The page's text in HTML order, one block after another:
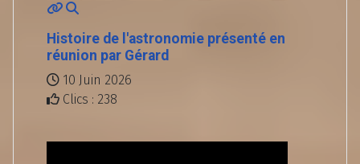
Histoire de l'astronomie présenté en
réunion par Gérard
10 Juin 2026
Clics : 238